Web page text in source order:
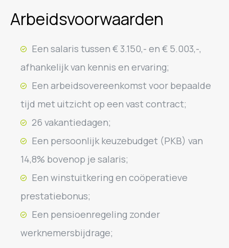
Arbeidsvoorwaarden
Een salaris tussen € 3.150,- en € 5.003,-,
afhankelijk van kennis en ervaring;
Een arbeidsovereenkomst voor bepaalde
tijd met uitzicht op een vast contract;
26 vakantiedagen;
Een persoonlijk keuzebudget (PKB) van
14,8% bovenop je salaris;
Een winstuitkering en coöperatieve
prestatiebonus;
Een pensioenregeling zonder
werknemersbijdrage;